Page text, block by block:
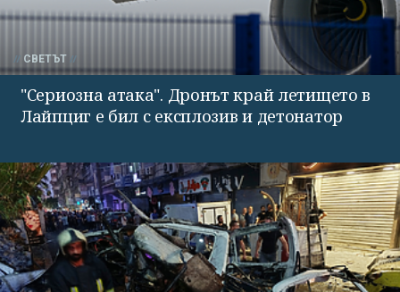
СВЕТЪТ
"Сериозна атака". Дронът край летището в
Лайпциг е бил с експлозив и детонатор